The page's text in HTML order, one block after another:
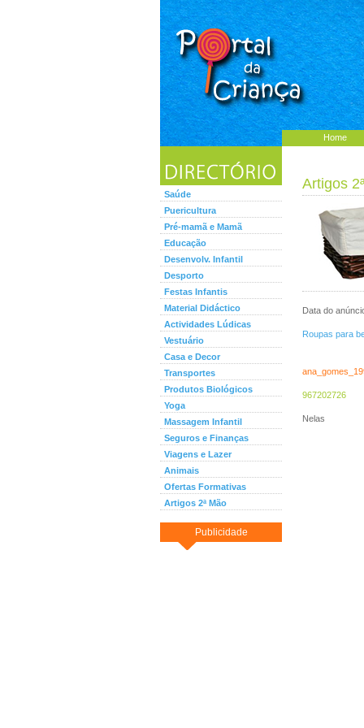
Home
Saúde
Puericultura
Pré-mamã e Mamã
Educação
Desenvolv. Infantil
Desporto
Festas Infantis
Material Didáctico
Actividades Lúdicas
Vestuário
Casa e Decor
Transportes
Produtos Biológicos
Yoga
Massagem Infantil
Seguros e Finanças
Viagens e Lazer
Animais
Ofertas Formativas
Artigos 2ª Mão
Publicidade
Artigos
Data do
Roupas para
967202726
Nelas